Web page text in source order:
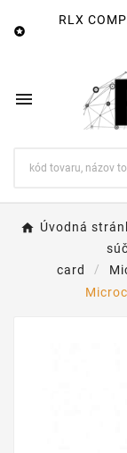

RLX

Úvodná
card